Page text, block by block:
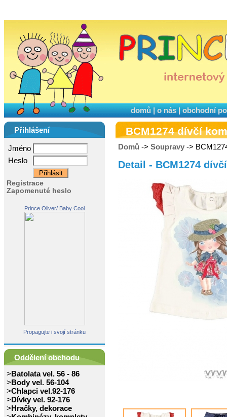
domů|o nás|obchodní
Přihlášení
Jméno
Heslo
Registrace
Zapomenuté heslo
Prince Oliver/ Baby Cool
Propagujte i svojí stránku
Oddělení obchodu
>Batolata vel. 56 - 86
>Body vel. 56-104
>Chlapci vel.92-176
>Dívky vel. 92-176
>Hračky, dekorace
BCM1274 dívčí
Domů -> Soupravy ->
Detail - BCM1274